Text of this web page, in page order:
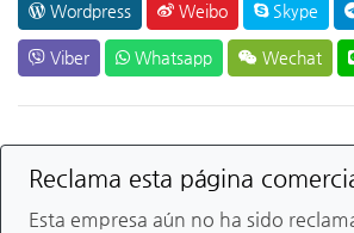
Wordpress Weibo Skype
Viber Whatsapp Wechat
Reclama esta página
Esta empresa aún no ha sido